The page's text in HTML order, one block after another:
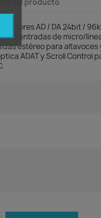
del producto
AD / DA 24bit /
2 entradas de micro/
estéreo para altavoces
ADAT y Scroll Control